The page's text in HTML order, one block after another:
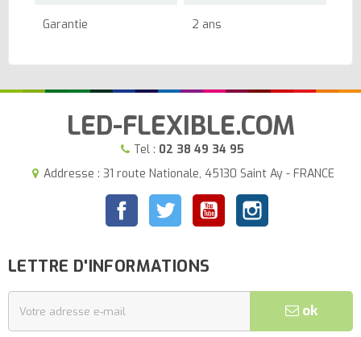
Garantie 2 ans
LED-FLEXIBLE.COM
Tel : 02 38 49 34 95
Addresse : 31 route Nationale, 45130 Saint Ay - FRANCE
FacebookTwitter YouTubeInstagram
LETTRE D'INFORMATIONS
ok